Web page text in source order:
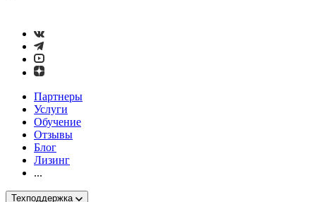
Партнеры
Услуги
Обучение
Отзывы
Блог
Лизинг
...
Техподдержка